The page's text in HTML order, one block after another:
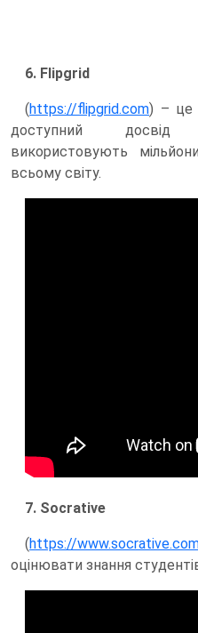
6. Flipgrid
(https://flipgrid.com) – це
доступний досвід
використовують
всьому світу.
7. Socrative
(https://
оцінювати знання